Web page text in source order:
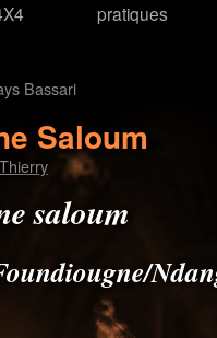
pratiques
Bassari
Saloum
Thierry
saloum